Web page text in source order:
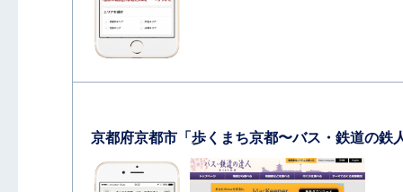
京都府京都市「歩くまち京都〜バス・鉄道の鉄